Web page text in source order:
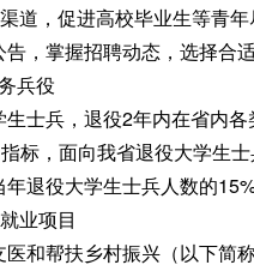
道 ， 促进高校毕业生等青
告 ， 掌握招聘动态，选择合
兵役
士兵 ， 退役2年内在省内
标 ， 面向我省退役大学生
退役大学生士兵人数的
业项目
帮扶乡村振兴（以下简称